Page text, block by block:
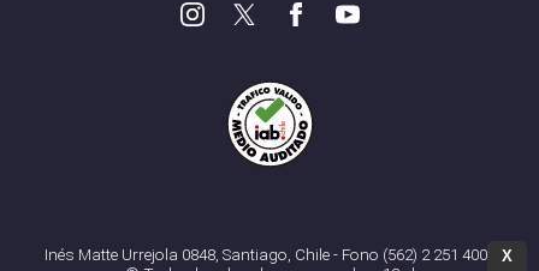
Inés Matte Urrejola 0848, Santiago, Chile - Fono (562) 2 251 4000
X